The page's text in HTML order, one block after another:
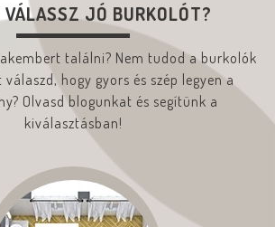
VÁLASSZ JÓ BURKOLÓT?
találni? Nem tudod a burkolók
hogy gyors és szép legyen a
Olvasd blogunkat és segítünk a
kiválasztásban!